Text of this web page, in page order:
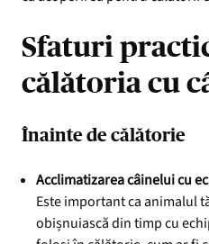
Sfaturi
călătoria cu
Înainte de călătorie
Acclimatizarea câinelui cu
Este important ca animalul
obișnuiască din timp cu